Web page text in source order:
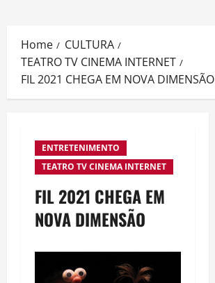
Home
CULTURA
TEATRO TV CINEMA INTERNET
FIL 2021 CHEGA EM NOVA DIMENSÃO
ENTRETENIMENTO
TEATRO TV CINEMA INTERNET
FIL 2021 CHEGA EM
NOVA DIMENSÃO